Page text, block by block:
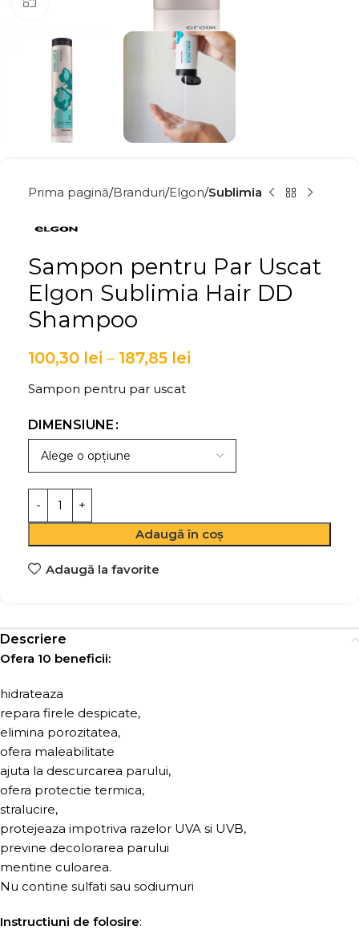
Prima pagină Branduri Elgon Sublimia
Sampon pentru Par Uscat
Elgon Sublimia Hair DD
Shampoo
100,30 lei – 187,85 lei
Sampon pentru par uscat
DIMENSIUNE
Adaugă în coș
Adaugă la favorite
Descriere
Ofera 10 beneficii:
hidrateaza
repara firele despicate,
elimina porozitatea,
ofera maleabilitate
ajuta la descurcarea parului,
ofera protectie termica,
stralucire,
protejeaza impotriva razelor UVA si UVB,
previne decolorarea parului
mentine culoarea.
Nu contine sulfati sau sodiumuri
Instructiuni de folosire: